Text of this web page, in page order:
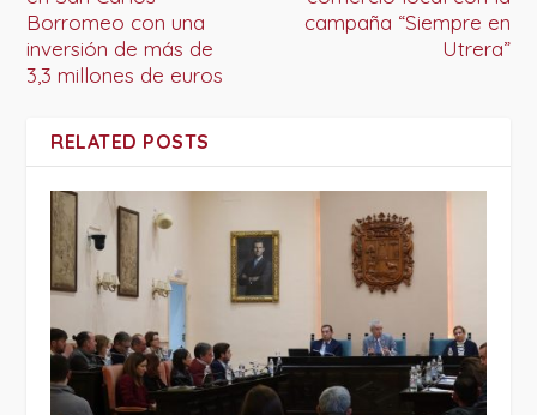
Borromeo con una
inversión de más de
3,3 millones de euros
campaña “Siempre en
Utrera”
RELATED POSTS